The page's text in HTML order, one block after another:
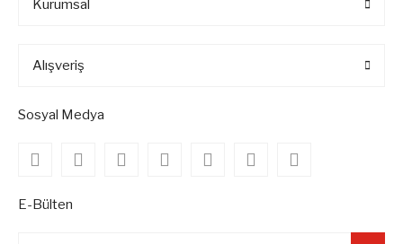
Kurumsal
Alışveriş
Sosyal Medya
E-Bülten